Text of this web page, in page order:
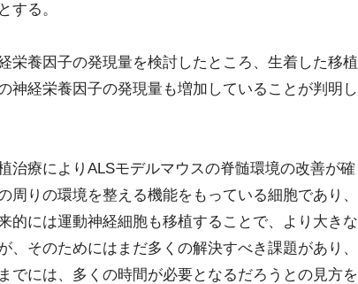
する。
栄養因子の発現量を検討したところ、生着した移植
神経栄養因子の発現量も増加していることが判明し
治療によりALSモデルマウスの脊髄環境の改善が確
りの環境を整える機能をもっている細胞であり、
的には運動神経細胞も移植することで、より大きな
そのためにはまだ多くの解決すべき課題があり、
でには、多くの時間が必要となるだろうとの見方を